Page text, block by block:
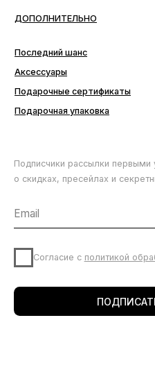
Согласие сполитикой обработки данных